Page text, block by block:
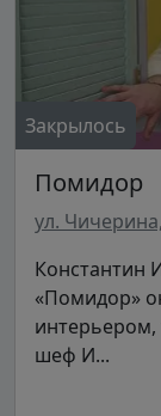
Закрылось
Помидор
ул.
Константин
«Помидор»
интерьером,
шеф И...